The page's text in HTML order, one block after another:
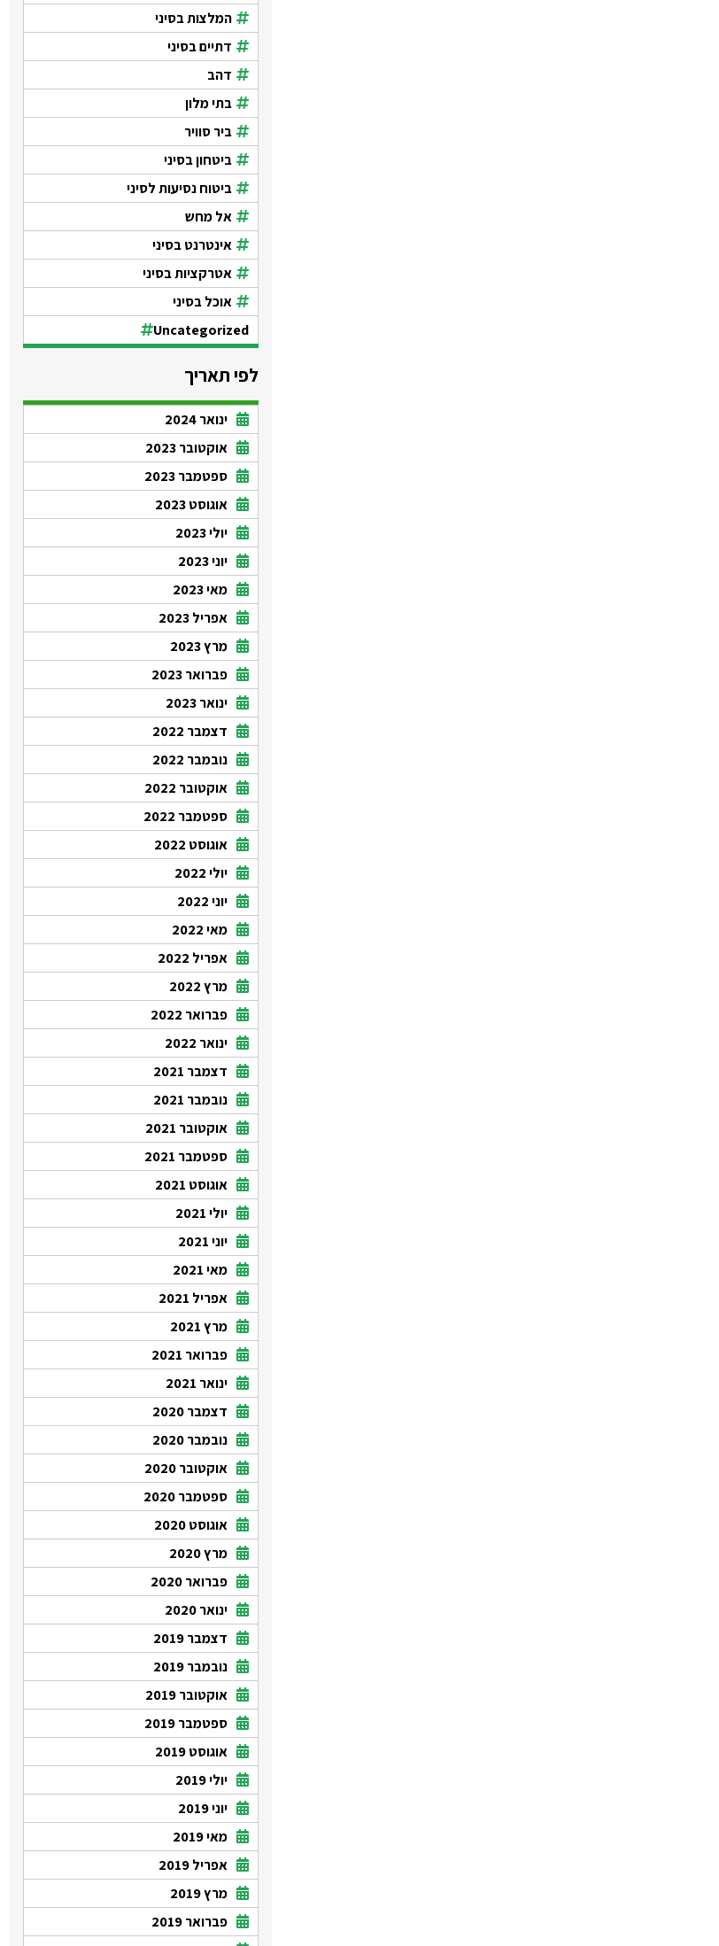
המלצות בסיני
דתיים בסיני
דהב
בתי מלון
ביר סוויר
ביטחון בסיני
ביטוח נסיעות לסיני
אל מחש
אינטרנט בסיני
אטרקציות בסיני
אוכל בסיני
Uncategorized
לפי תאריך
ינואר 2024
אוקטובר 2023
ספטמבר 2023
אוגוסט 2023
יולי 2023
יוני 2023
מאי 2023
אפריל 2023
מרץ 2023
פברואר 2023
ינואר 2023
דצמבר 2022
נובמבר 2022
אוקטובר 2022
ספטמבר 2022
אוגוסט 2022
יולי 2022
יוני 2022
מאי 2022
אפריל 2022
מרץ 2022
פברואר 2022
ינואר 2022
דצמבר 2021
נובמבר 2021
אוקטובר 2021
ספטמבר 2021
אוגוסט 2021
יולי 2021
יוני 2021
מאי 2021
אפריל 2021
מרץ 2021
פברואר 2021
ינואר 2021
דצמבר 2020
נובמבר 2020
אוקטובר 2020
ספטמבר 2020
אוגוסט 2020
מרץ 2020
פברואר 2020
ינואר 2020
דצמבר 2019
נובמבר 2019
אוקטובר 2019
ספטמבר 2019
אוגוסט 2019
יולי 2019
יוני 2019
מאי 2019
אפריל 2019
מרץ 2019
פברואר 2019